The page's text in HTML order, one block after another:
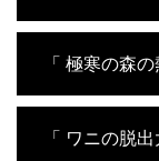
「 極寒の森
「 ワニの脱